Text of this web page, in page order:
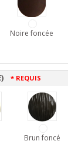
Noire foncée
* REQUIS
Brun foncé